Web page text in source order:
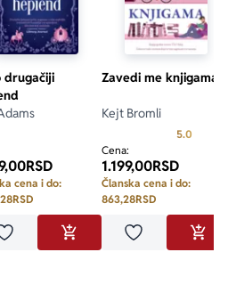
drugačiji
RSD
cena i do:
RSD
Dodaj u omiljeneDODAJ U KORPU
Zavedi me knjigama
Kejt Bromli
5.0
Cena:
1.199,00RSD
Članska cena i do:
863,28RSD
Dodaj u